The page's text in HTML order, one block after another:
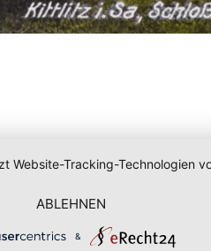
Website-Tracking-Technologien
ABLEHNEN
&